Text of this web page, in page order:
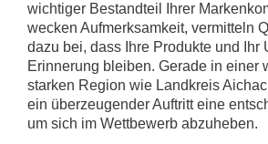
wichtiger Bestandteil Ihrer
wecken Aufmerksamkeit, vermitteln
dazu bei, dass Ihre Produkte und Ihr
Erinnerung bleiben. Gerade in einer
starken Region wie Landkreis
ein überzeugender Auftritt eine
um sich im Wettbewerb abzuheben.